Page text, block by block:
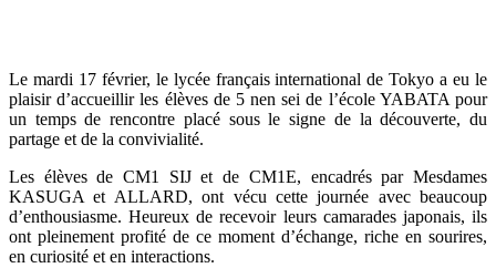
Le mardi 17 février, le lycée français international de Tokyo a eu le
plaisir d’accueillir les élèves de 5 nen sei de l’école YABATA pour
un temps de rencontre placé sous le signe de la découverte, du
partage et de la convivialité.
Les élèves de CM1 SIJ et de CM1E, encadrés par Mesdames
KASUGA et ALLARD, ont vécu cette journée avec beaucoup
d’enthousiasme. Heureux de recevoir leurs camarades japonais, ils
ont pleinement profité de ce moment d’échange, riche en sourires,
en curiosité et en interactions.